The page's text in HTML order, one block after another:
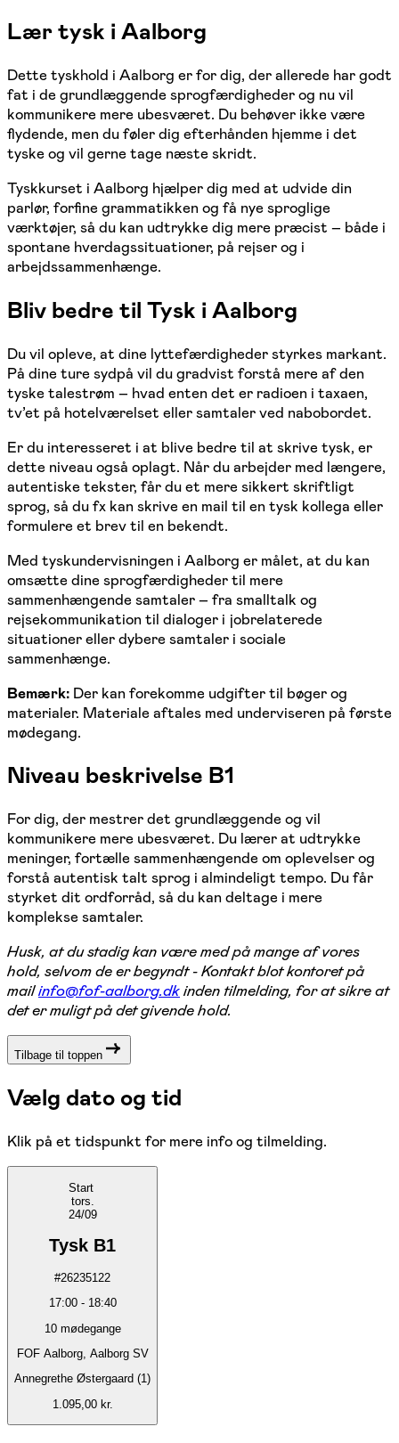
Lærtysk i Aalborg
Dette tyskhold i Aalborg er for dig, der allerede har godt
fat i de grundlæggende sprogfærdigheder og nu vil
kommunikere mere ubesværet. Du behøver ikke være
flydende, men du føler dig efterhånden hjemme i det
tyske og vil gerne tage næste skridt.
Tyskkurset i Aalborg hjælper dig med at udvide din
parlør, forfine grammatikken og få nye sproglige
værktøjer, så du kan udtrykke dig mere præcist – både i
spontane hverdagssituationer, på rejser og i
arbejdssammenhænge.
Bliv bedre til Tysk i Aalborg
Du vil opleve, at dine lyttefærdigheder styrkes markant.
På dine ture sydpå vil du gradvist forstå mere af den
tyske talestrøm – hvad enten det er radioen i taxaen,
tv’et på hotelværelset eller samtaler ved nabobordet.
Er du interesseret i at blive bedre til at skrive tysk, er
dette niveau også oplagt. Når du arbejder med længere,
autentiske tekster, får du et mere sikkert skriftligt
sprog, så du fx kan skrive en mail til en tysk kollega eller
formulere et brev til en bekendt.
Med tyskundervisningen i Aalborg er målet, at du kan
omsætte dine sprogfærdigheder til mere
sammenhængende samtaler – fra smalltalk og
rejsekommunikation til dialoger i jobrelaterede
situationer eller dybere samtaler i sociale
sammenhænge.
Bemærk: Der kan forekomme udgifter til bøger og
materialer. Materiale aftales med underviseren på første
mødegang.
Niveau beskrivelse B1
For dig, der mestrer det grundlæggende og vil
kommunikere mere ubesværet. Du lærer at udtrykke
meninger, fortælle sammenhængende om oplevelser og
forstå autentisk talt sprog i almindeligt tempo. Du får
styrket dit ordforråd, så du kan deltage i mere
komplekse samtaler.
Husk, at du stadig kan være med på mange af vores
hold, selvom de er begyndt - Kontakt blot kontoret på
mailinfo@fof-aalborg.dkinden tilmelding, for at sikre at
det er muligt på det givende hold.
Tilbage til toppen
Vælg dato og tid
Klik på et tidspunkt for mere info og tilmelding.
Start
tors.
24/09
Tysk B1
#26235122
17:00- 18:40
10 mødegange
FOF Aalborg, Aalborg SV
Annegrethe Østergaard (1)
1.095,00 kr.